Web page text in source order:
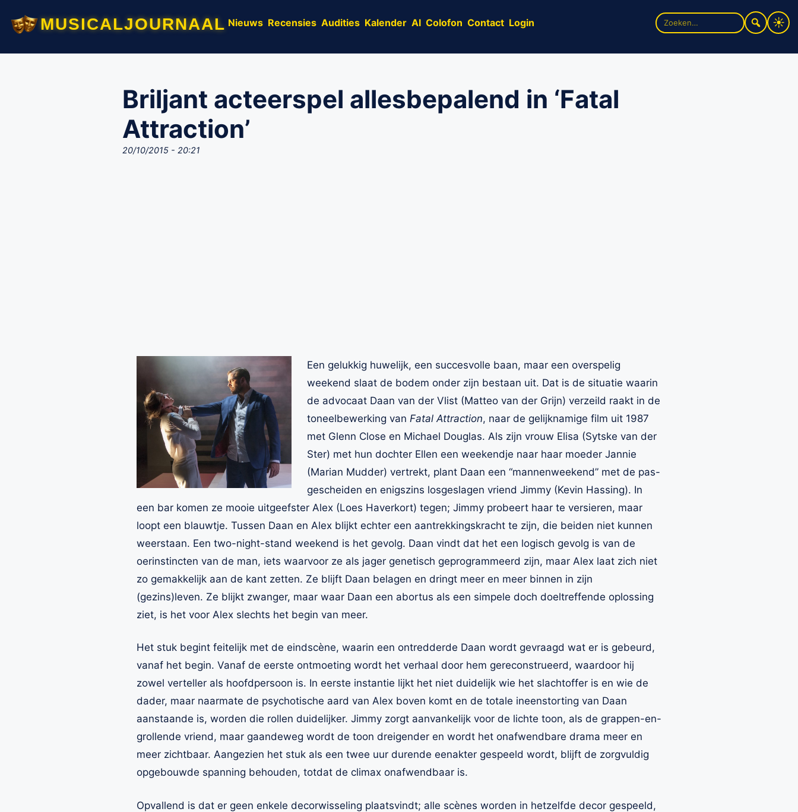
musicaljournaal Nieuws Recensies Audities Kalender AI Colofon Contact Login
Zoek
naar:
Briljant acteerspel allesbepalend in ‘Fatal
Attraction’
20/10/2015 - 20:21
Een gelukkig huwelijk, een succesvolle baan, maar een overspelig
weekend slaat de bodem onder zijn bestaan uit. Dat is de situatie waarin
de advocaat Daan van der Vlist (Matteo van der Grijn) verzeild raakt in de
toneelbewerking van Fatal Attraction, naar de gelijknamige film uit 1987
met Glenn Close en Michael Douglas. Als zijn vrouw Elisa (Sytske van der
Ster) met hun dochter Ellen een weekendje naar haar moeder Jannie
(Marian Mudder) vertrekt, plant Daan een “mannenweekend” met de pas-
gescheiden en enigszins losgeslagen vriend Jimmy (Kevin Hassing). In
een bar komen ze mooie uitgeefster Alex (Loes Haverkort) tegen; Jimmy probeert haar te versieren, maar
loopt een blauwtje. Tussen Daan en Alex blijkt echter een aantrekkingskracht te zijn, die beiden niet kunnen
weerstaan. Een two-night-stand weekend is het gevolg. Daan vindt dat het een logisch gevolg is van de
oerinstincten van de man, iets waarvoor ze als jager genetisch geprogrammeerd zijn, maar Alex laat zich niet
zo gemakkelijk aan de kant zetten. Ze blijft Daan belagen en dringt meer en meer binnen in zijn
(gezins)leven. Ze blijkt zwanger, maar waar Daan een abortus als een simpele doch doeltreffende oplossing
ziet, is het voor Alex slechts het begin van meer.
Het stuk begint feitelijk met de eindscène, waarin een ontredderde Daan wordt gevraagd wat er is gebeurd,
vanaf het begin. Vanaf de eerste ontmoeting wordt het verhaal door hem gereconstrueerd, waardoor hij
zowel verteller als hoofdpersoon is. In eerste instantie lijkt het niet duidelijk wie het slachtoffer is en wie de
dader, maar naarmate de psychotische aard van Alex boven komt en de totale ineenstorting van Daan
aanstaande is, worden die rollen duidelijker. Jimmy zorgt aanvankelijk voor de lichte toon, als de grappen-en-
grollende vriend, maar gaandeweg wordt de toon dreigender en wordt het onafwendbare drama meer en
meer zichtbaar. Aangezien het stuk als een twee uur durende eenakter gespeeld wordt, blijft de zorgvuldig
opgebouwde spanning behouden, totdat de climax onafwendbaar is.
Opvallend is dat er geen enkele decorwisseling plaatsvindt; alle scènes worden in hetzelfde decor gespeeld,